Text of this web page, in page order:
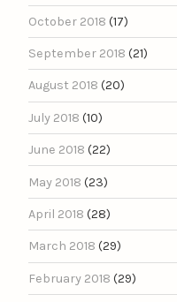
October 2018 (17)
September 2018 (21)
August 2018 (20)
July 2018 (10)
June 2018 (22)
May 2018 (23)
April 2018 (28)
March 2018 (29)
February 2018 (29)